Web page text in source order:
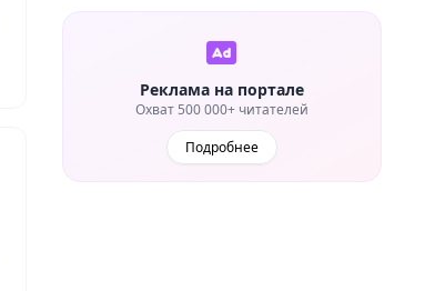
Реклама на портале
Охват 500 000+ читателей
Подробнее